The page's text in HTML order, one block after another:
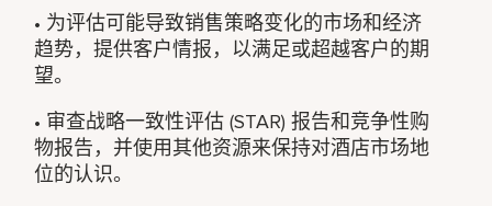
• 为评估可能导致销售策略变化的市场和经济
趋势，提供客户情报，以满足或超越客户的期
望。
• 审查战略一致性评估 (STAR) 报告和竞争性购
物报告，并使用其他资源来保持对酒店市场地
位的认识。